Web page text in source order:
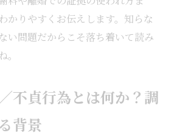
かりやすくお伝えします。知らな
い問題だからこそ落ち着いて読み
不貞行為とは何か？調
背景